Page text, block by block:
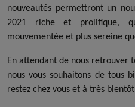
nouveautés permettront un
2021 riche et prolifique,
mouvementée et plus sereine
En attendant de nous retrouver
nous vous souhaitons de tous
restez chez vous et à très